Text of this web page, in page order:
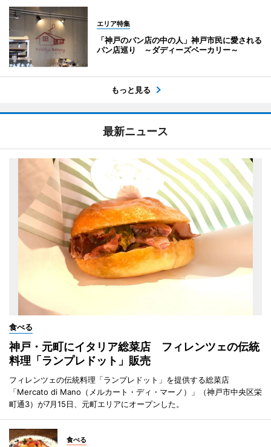
エリア特集
「神戸のパン店の中の人」神戸市民に愛される
パン店巡り ～ダディーズベーカリー～
もっと見る
最新ニュース
食べる
神戸・元町にイタリア総菜店 フィレンツェの伝統
料理「ランプレドット」販売
フィレンツェの伝統料理「ランプレドット」を提供する総菜店
「Mercato di Mano（メルカート・ディ・マーノ）」（神戸市中央区栄
町通3）が7月15日、元町エリアにオープンした。
食べる